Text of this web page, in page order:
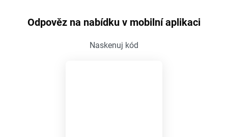
Odpověz na nabídku v mobilní aplikaci
Naskenuj kód